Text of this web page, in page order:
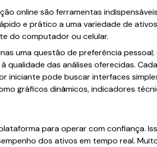
online são ferramentas
e prático a uma variedade de
do computador ou celular.
uma questão de preferência
qualidade das análises oferecidas.
iniciante pode buscar interfaces
gráficos dinâmicos, indicadores
para operar com confiança.
dos ativos em tempo real.